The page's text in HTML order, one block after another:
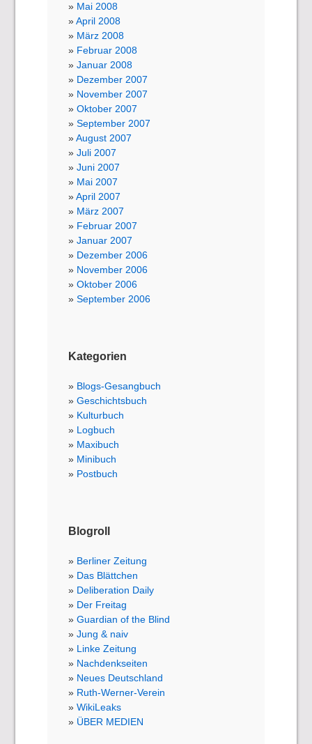
Mai 2008
April 2008
März 2008
Februar 2008
Januar 2008
Dezember 2007
November 2007
Oktober 2007
September 2007
August 2007
Juli 2007
Juni 2007
Mai 2007
April 2007
März 2007
Februar 2007
Januar 2007
Dezember 2006
November 2006
Oktober 2006
September 2006
Kategorien
Blogs-Gesangbuch
Geschichtsbuch
Kulturbuch
Logbuch
Maxibuch
Minibuch
Postbuch
Blogroll
Berliner Zeitung
Das Blättchen
Deliberation Daily
Der Freitag
Guardian of the Blind
Jung & naiv
Linke Zeitung
Nachdenkseiten
Neues Deutschland
Ruth-Werner-Verein
WikiLeaks
ÜBER MEDIEN